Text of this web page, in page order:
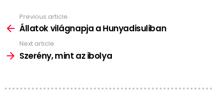
more
Previous article
Állatok világnapja a Hunyadisuliban
Next article
Szerény, mint az ibolya